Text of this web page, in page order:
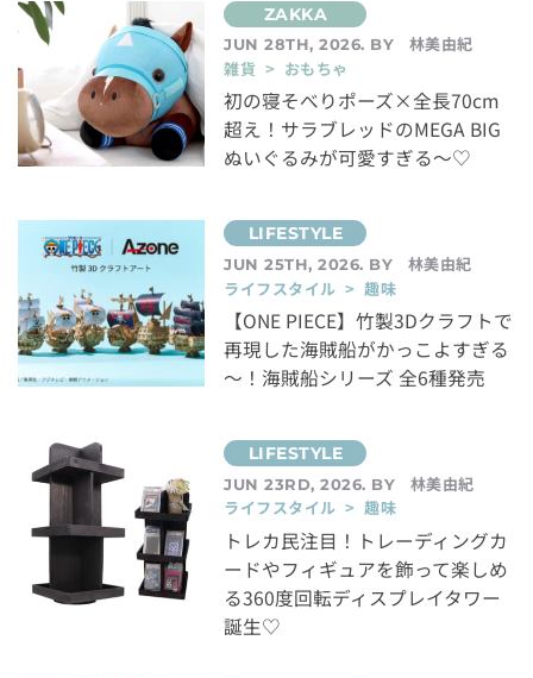
JUN 28TH, 2026. BY
林美由紀
雑貨 > おもちゃ
初の寝そべりポーズ×全長70cm
超え！サラブレッドのMEGA BIG
ぬいぐるみが可愛すぎる～♡
JUN 25TH, 2026. BY
林美由紀
ライフスタイル > 趣味
【ONE PIECE】竹製3Dクラフトで
再現した海賊船がかっこよすぎる
～！海賊船シリーズ 全6種発売
JUN 23RD, 2026. BY
林美由紀
ライフスタイル > 趣味
トレカ民注目！トレーディングカ
ードやフィギュアを飾って楽しめ
る360度回転ディスプレイタワー
誕生♡